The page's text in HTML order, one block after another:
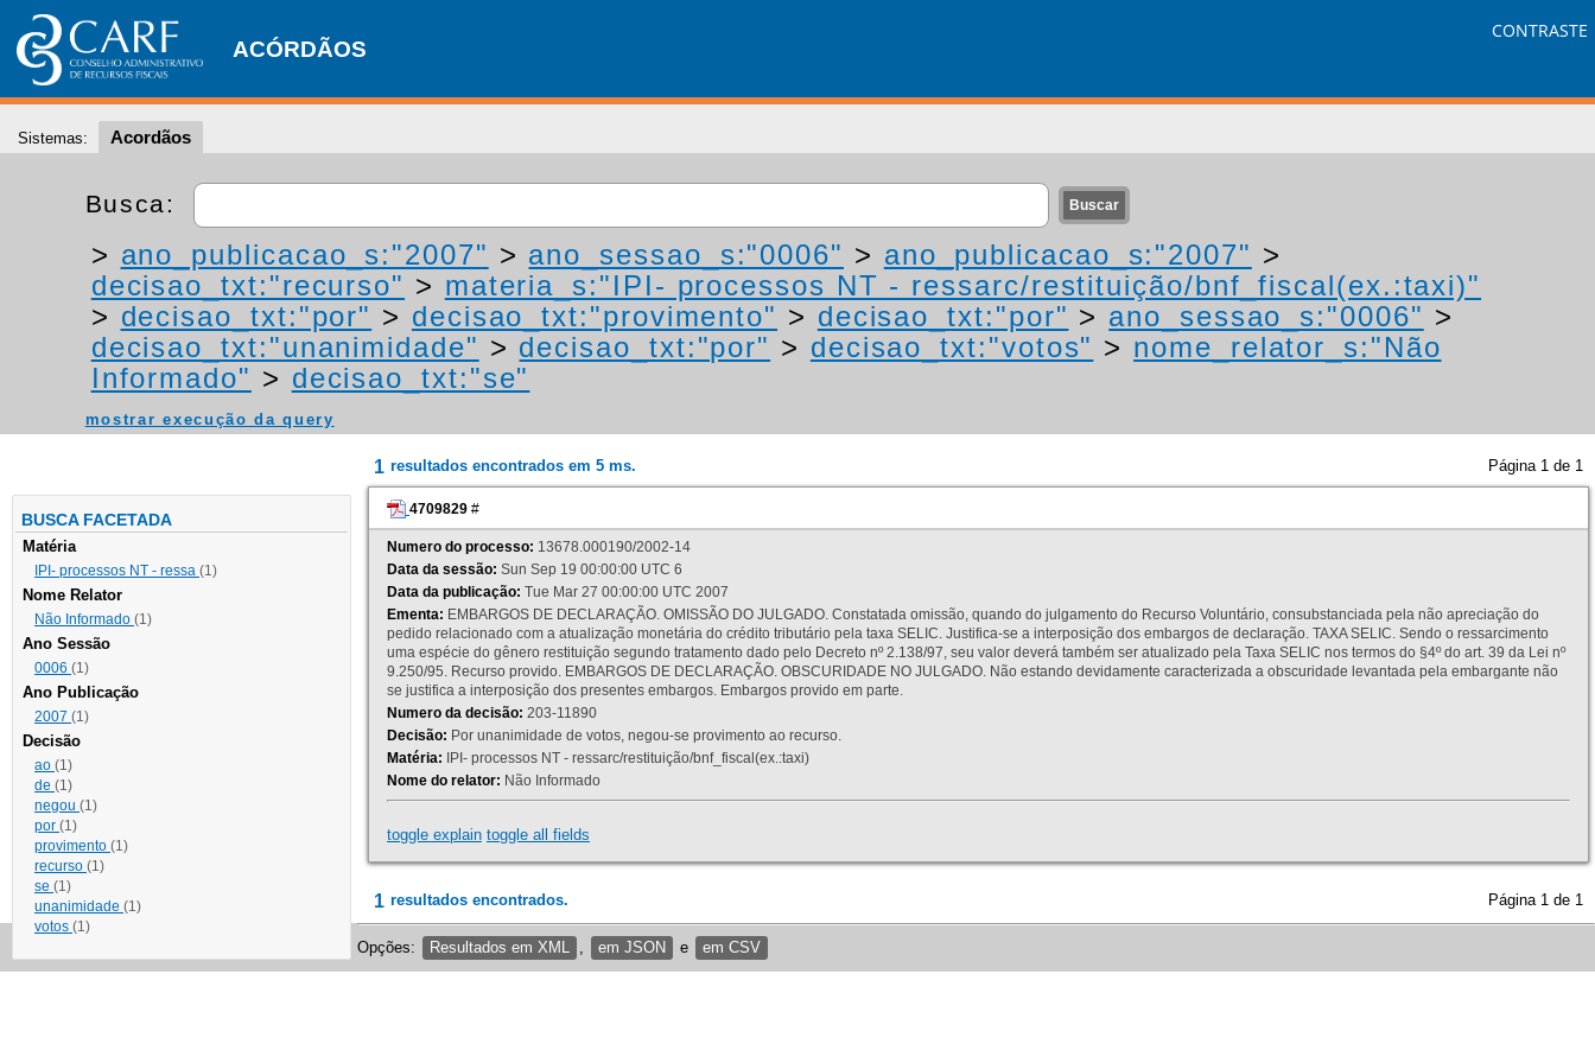
ACÓRDÃOS
CONTRASTE
Sistemas: Acordãos
Busca:
> ano_publicacao_s:"2007" > ano_sessao_s:"0006" > ano_publicacao_s:"2007" >
decisao_txt:"recurso" > materia_s:"IPI- processos NT - ressarc/restituição/bnf_fiscal(ex.:taxi)"
> decisao_txt:"por" > decisao_txt:"provimento" > decisao_txt:"por" > ano_sessao_s:"0006" >
decisao_txt:"unanimidade" > decisao_txt:"por" > decisao_txt:"votos" > nome_relator_s:"Não
Informado" > decisao_txt:"se"
mostrar execução da query
BUSCA FACETADA
Matéria
IPI- processos NT - ressa (1)
Nome Relator
Não Informado (1)
Ano Sessão
0006 (1)
Ano Publicação
2007 (1)
Decisão
ao (1)
de (1)
negou (1)
por (1)
provimento (1)
recurso (1)
se (1)
unanimidade (1)
votos (1)
1 resultados encontrados em 5 ms. Página 1 de 1
4709829 #
Numero do processo: 13678.000190/2002-14
Data da sessão: Sun Sep 19 00:00:00 UTC 6
Data da publicação: Tue Mar 27 00:00:00 UTC 2007
Ementa: EMBARGOS DE DECLARAÇÃO. OMISSÃO DO JULGADO. Constatada omissão, quando do julgamento do Recurso Voluntário, consubstanciada pela não apreciação do
pedido relacionado com a atualização monetária do crédito tributário pela taxa SELIC. Justifica-se a interposição dos embargos de declaração. TAXA SELIC. Sendo o ressarcimento
uma espécie do gênero restituição segundo tratamento dado pelo Decreto nº 2.138/97, seu valor deverá também ser atualizado pela Taxa SELIC nos termos do §4º do art. 39 da Lei nº
9.250/95. Recurso provido. EMBARGOS DE DECLARAÇÃO. OBSCURIDADE NO JULGADO. Não estando devidamente caracterizada a obscuridade levantada pela embargante não
se justifica a interposição dos presentes embargos. Embargos provido em parte.
Numero da decisão: 203-11890
Decisão: Por unanimidade de votos, negou-se provimento ao recurso.
Matéria: IPI- processos NT - ressarc/restituição/bnf_fiscal(ex.:taxi)
Nome do relator: Não Informado
toggle explain toggle all fields
1 resultados encontrados. Página 1 de 1
Opções: Resultados em XML em JSON e em CSV